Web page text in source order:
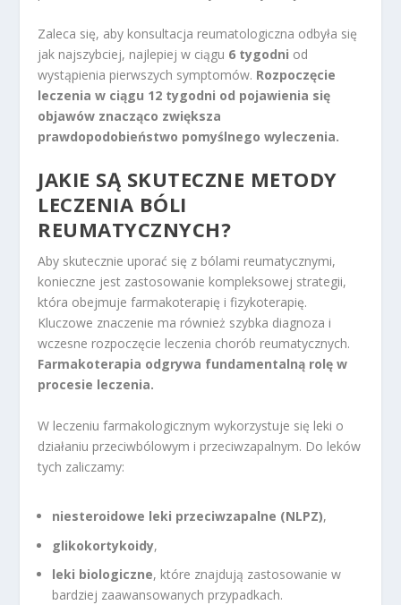
Zaleca się, aby konsultacja reumatologiczna odbyła się
jak najszybciej, najlepiej w ciągu 6 tygodni od
wystąpienia pierwszych symptomów. Rozpoczęcie
leczenia w ciągu 12 tygodni od pojawienia się
objawów znacząco zwiększa
prawdopodobieństwo pomyślnego wyleczenia.
JAKIE SĄ SKUTECZNE METODY
LECZENIA BÓLI
REUMATYCZNYCH?
Aby skutecznie uporać się z bólami reumatycznymi,
konieczne jest zastosowanie kompleksowej strategii,
która obejmuje farmakoterapię i fizykoterapię.
Kluczowe znaczenie ma również szybka diagnoza i
wczesne rozpoczęcie leczenia chorób reumatycznych.
Farmakoterapia odgrywa fundamentalną rolę w
procesie leczenia.
W leczeniu farmakologicznym wykorzystuje się leki o
działaniu przeciwbólowym i przeciwzapalnym. Do leków
tych zaliczamy:
niesteroidowe leki przeciwzapalne (NLPZ),
glikokortykoidy,
leki biologiczne, które znajdują zastosowanie w
bardziej zaawansowanych przypadkach.